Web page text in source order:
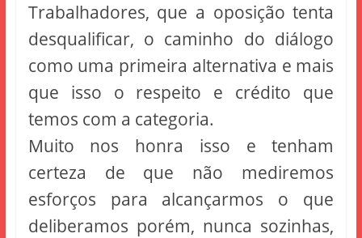
Trabalhadores, que a oposição tenta
desqualificar, o caminho do diálogo
como uma primeira alternativa e mais
que isso o respeito e crédito que
temos com a categoria.
Muito nos honra isso e tenham
certeza de que não mediremos
esforços para alcançarmos o que
deliberamos porém, nunca sozinhas,